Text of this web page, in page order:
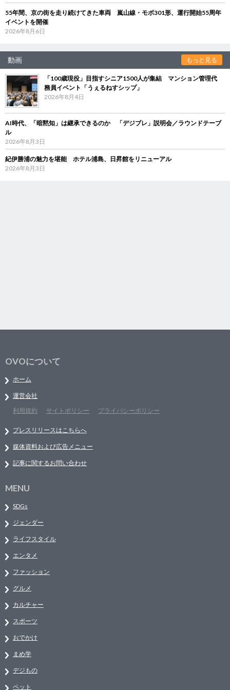
55年間、京の街を走り続けてきた車両 嵐山線・モボ301形、運行開始55周年
イベントを開催
2026年8月6日
動画 もっと見る
「100歳現役」目指すシニア1500人が集結 マンション管理代
務員イベント「うぇるねすシップ」
2026年8月4日
AI時代、「暗黙知」は継承できるのか 「デジブレ」説明会／ラウンドテーブ
ル
2026年8月3日
紀伊勝浦の魅力を堪能 ホテル浦島、日昇館をリニューアル
2026年8月3日
OVOについて
ホーム
運営会社
利用規約
サイトポリシー プライバシーポリシー
プレスリリースはこちらへ
媒体資料および広告メニュー
記事に関するお問い合わせ
MENU
SDGs
ジェンダー
ライフスタイル
エンタメ
ファッション
グルメ
カルチャー
スポーツ
おでかけ
まめ学
デジもの
ペット